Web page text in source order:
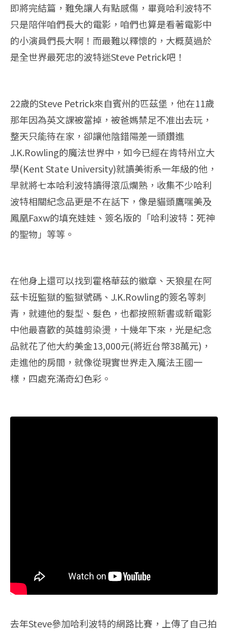
即將完結篇，難免讓人有點感傷，畢竟哈利波特不
只是陪伴咱們長大的電影，咱們也算是看著電影中
的小演員們長大啊！而最難以釋懷的，大概莫過於
是全世界最死忠的波特迷Steve Petrick吧！
22歲的Steve Petrick來自賓州的匹茲堡，他在11歲
那年因為英文課被當掉，被爸媽禁足不准出去玩，
整天只能待在家，卻讓他陰錯陽差一頭鑽進
J.K.Rowling的魔法世界中，如今已經在肯特州立大
學(Kent State University)就讀美術系一年級的他，
早就將七本哈利波特讀得滾瓜爛熟，收集不少哈利
波特相關紀念品更是不在話下，像是貓頭鷹嘿美及
鳳凰Faxw的填充娃娃、簽名版的「哈利波特：死神
的聖物」等等。
在他身上還可以找到霍格華茲的徽章、天狼星在阿
茲卡班監獄的監獄號碼、J.K.Rowling的簽名等刺
青，就連他的髮型、髮色，也都按照新書或新電影
中他最喜歡的英雄剪染燙，十幾年下來，光是紀念
品就花了他大約美金13,000元(將近台幣38萬元)，
走進他的房間，就像從現實世界走入魔法王國一
樣，四處充滿奇幻色彩。
去年Steve參加哈利波特的網路比賽，上傳了自己拍